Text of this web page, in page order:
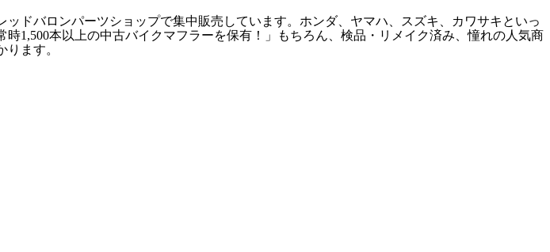
ドバロンパーツショップで集中販売しています。ホンダ、ヤマハ、スズキ、カワサキといっ
1,500本以上の中古バイクマフラーを保有！」もちろん、検品・リメイク済み、憧れの人気商
ます。